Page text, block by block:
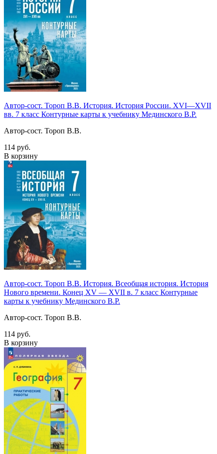
Автор-сост. Тороп В.В. История. История России. XVI—XVII
вв. 7 класс Контурные карты к учебнику Мединского В.Р.
Автор-сост. Тороп В.В.
114 руб.
В корзину
Автор-сост. Тороп В.В. История. Всеобщая история. История
Нового времени. Конец XV — XVII в. 7 класс Контурные
карты к учебнику Мединского В.Р.
Автор-сост. Тороп В.В.
114 руб.
В корзину